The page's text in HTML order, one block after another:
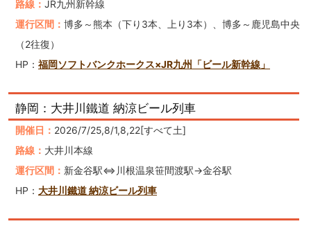
路線： JR九州新幹線
運行区間： 博多～熊本（下り3本、上り3本）、博多～鹿児島中央
（2往復）
HP： 福岡ソフトバンクホークス×JR九州「ビール新幹線」
静岡：大井川鐵道 納涼ビール列車
開催日： 2026/7/25,8/1,8,22[すべて土]
路線： 大井川本線
運行区間： 新金谷駅⇔川根温泉笹間渡駅→金谷駅
HP： 大井川鐵道 納涼ビール列車